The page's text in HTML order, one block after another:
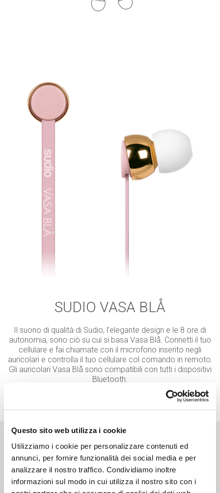
Questo sito web utilizza i cookie
Utilizziamo i cookie per personalizzare contenuti ed
annunci, per fornire funzionalità dei social media e per
analizzare il nostro traffico. Condividiamo inoltre
informazioni sul modo in cui utilizza il nostro sito con i
SUDIO VASA BLÅ
Il suono di qualità di Sudio, l’elegante design e le 8 ore di
autonomia, sono ciò su cui si basa Vasa Blå. Connetti il tuo
cellulare e fai chiamate con il microfono inserito negli
auricolari e controlla il tuo cellulare col comando in remoto.
Gli auricolari Vasa Blå sono compatibili con tutti i dispositivi
Bluetooth.